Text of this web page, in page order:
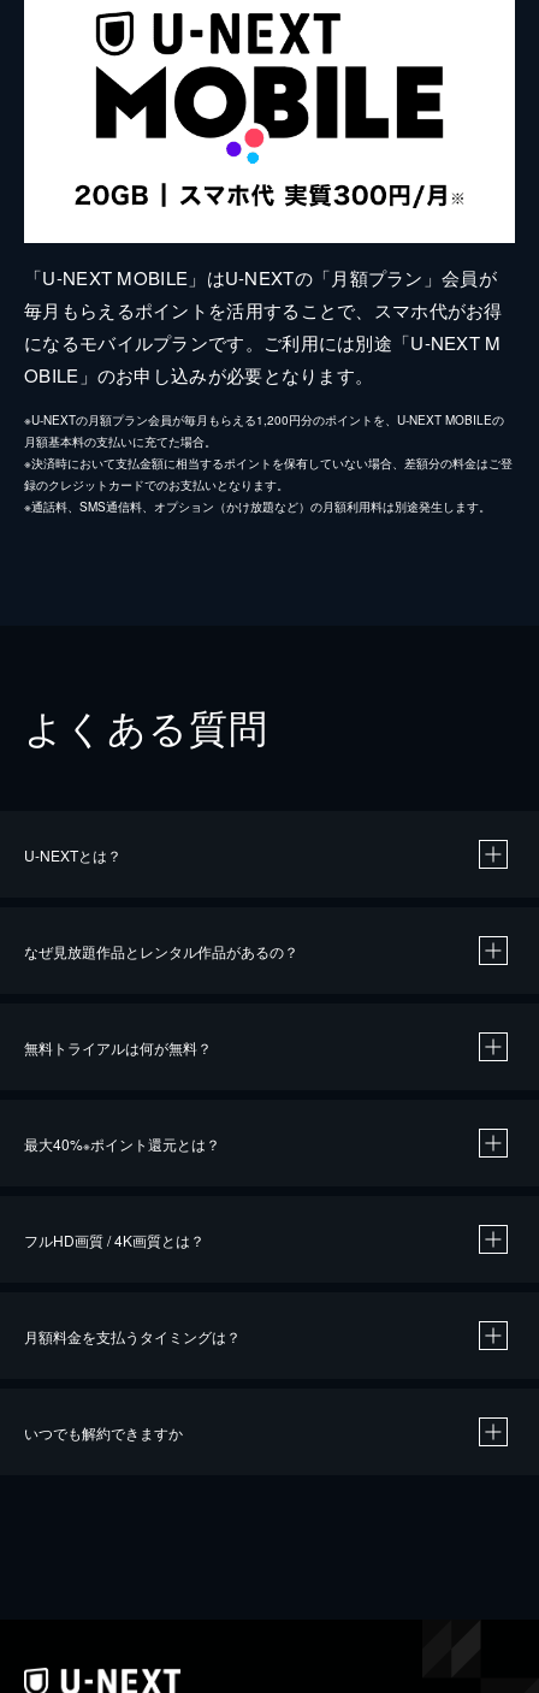
「U-NEXT MOBILE」はU-NEXTの「月額プラン」会員が
毎月もらえるポイントを活用することで、スマホ代がお得
になるモバイルプランです。ご利用には別途「U-NEXT M
OBILE」のお申し込みが必要となります。
※U-NEXTの月額プラン会員が毎月もらえる1,200円分のポイントを、U-NEXT MOBILEの
月額基本料の支払いに充てた場合。
※決済時において支払金額に相当するポイントを保有していない場合、差額分の料金はご登
録のクレジットカードでのお支払いとなります。
※通話料、SMS通信料、オプション（かけ放題など）の月額利用料は別途発生します。
よくある質問
U-NEXTとは？
なぜ見放題作品とレンタル作品があるの？
無料トライアルは何が無料？
最大40%※ポイント還元とは？
※40％ポイント還元の対象は、クレジットカード決済による作品の購入 / レンタルです。
フルHD画質 / 4K画質とは？
月額料金を支払うタイミングは？
いつでも解約できますか